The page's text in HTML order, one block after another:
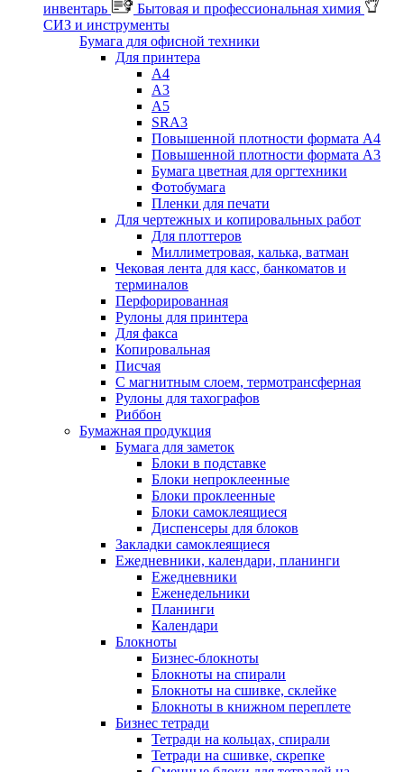
инвентарь
Бытовая и профессиональная химия
СИЗ и инструменты
Бумага для офисной техники
Для принтера
А4
А3
А5
SRA3
Повышенной плотности формата А4
Повышенной плотности формата А3
Бумага цветная для оргтехники
Фотобумага
Пленки для печати
Для чертежных и копировальных работ
Для плоттеров
Миллиметровая, калька, ватман
Чековая лента для касс, банкоматов и
терминалов
Перфорированная
Рулоны для принтера
Для факса
Копировальная
Писчая
С магнитным слоем, термотрансферная
Рулоны для тахографов
Риббон
Бумажная продукция
Бумага для заметок
Блоки в подставке
Блоки непроклеенные
Блоки проклеенные
Блоки самоклеящиеся
Диспенсеры для блоков
Закладки самоклеящиеся
Ежедневники, календари, планинги
Ежедневники
Еженедельники
Планинги
Календари
Блокноты
Бизнес-блокноты
Блокноты на спирали
Блокноты на сшивке, склейке
Блокноты в книжном переплете
Бизнес тетради
Тетради на кольцах, спирали
Тетради на сшивке, скрепке